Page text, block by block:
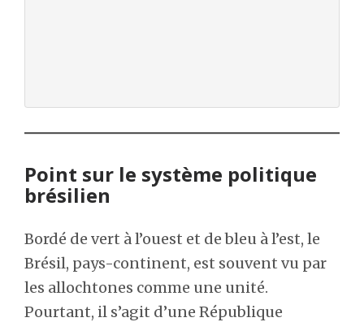
Point sur le système politique
brésilien
Bordé de vert à l’ouest et de bleu à l’est, le
Brésil, pays-continent, est souvent vu par
les allochtones comme une unité.
Pourtant, il s’agit d’une République